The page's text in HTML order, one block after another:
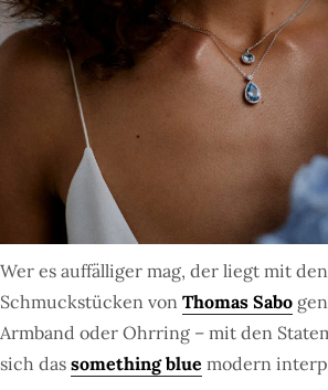
Wer es auffälliger mag, der liegt mit
Schmuckstücken von Thomas Sabo
Armband oder Ohrring – mit den
sich das something blue modern